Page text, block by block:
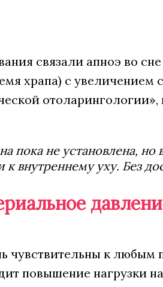
связали апноэ во
храпа) с увеличением
отоларингологии»,
пока не установлена,
к внутреннему уху. Без
чувствительны к
повышение нагрузки